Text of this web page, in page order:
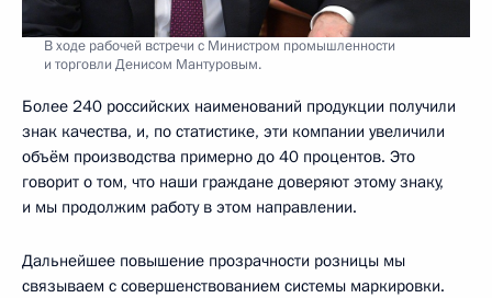
В ходе рабочей встречи с Министром промышленности
и торговли Денисом Мантуровым.
Более 240 российских наименований продукции получили
знак качества, и, по статистике, эти компании увеличили
объём производства примерно до 40 процентов. Это
говорит о том, что наши граждане доверяют этому знаку,
и мы продолжим работу в этом направлении.
Дальнейшее повышение прозрачности розницы мы
связываем с совершенствованием системы маркировки.